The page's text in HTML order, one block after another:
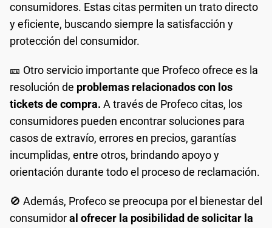
consumidores. Estas citas permiten un trato directo
y eficiente, buscando siempre la satisfacción y
protección del consumidor.
🎫 Otro servicio importante que Profeco ofrece es la
resolución de problemas relacionados con los
tickets de compra. A través de Profeco citas, los
consumidores pueden encontrar soluciones para
casos de extravío, errores en precios, garantías
incumplidas, entre otros, brindando apoyo y
orientación durante todo el proceso de reclamación.
🚫 Además, Profeco se preocupa por el bienestar del
consumidoral ofrecer la posibilidad de solicitar la